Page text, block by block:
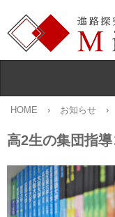
HOME › お知らせ ›
高2生の集団指